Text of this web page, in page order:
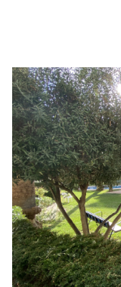
|-Baleares
|-Barcelona
|-Bizkaia
|-Burgos
|-Cáceres
|-Cádiz